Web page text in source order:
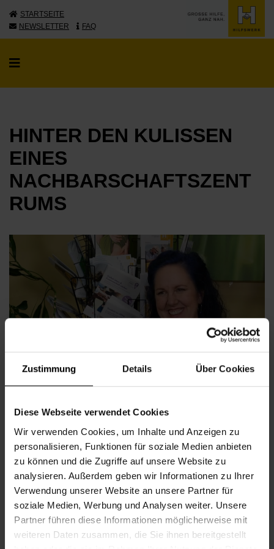
Zustimmung Details Über Cookies
Diese Webseite verwendet Cookies
Wir verwenden Cookies, um Inhalte und Anzeigen zu
personalisieren, Funktionen für soziale Medien anbieten
zu können und die Zugriffe auf unsere Website zu
analysieren. Außerdem geben wir Informationen zu Ihrer
Verwendung unserer Website an unsere Partner für
soziale Medien, Werbung und Analysen weiter. Unsere
Partner führen diese Informationen möglicherweise mit
weiteren Daten zusammen, die Sie ihnen bereitgestellt
STARTSEITE
NEWSLETTER
FAQ
HINTER DEN KULISSEN
EINES
NACHBARSCHAFTSZENT
RUMS
© W24
Immer wieder fragen uns Menschen, wie ein typischer
Alltag im Nachbarschaftszentrum aussieht und welche